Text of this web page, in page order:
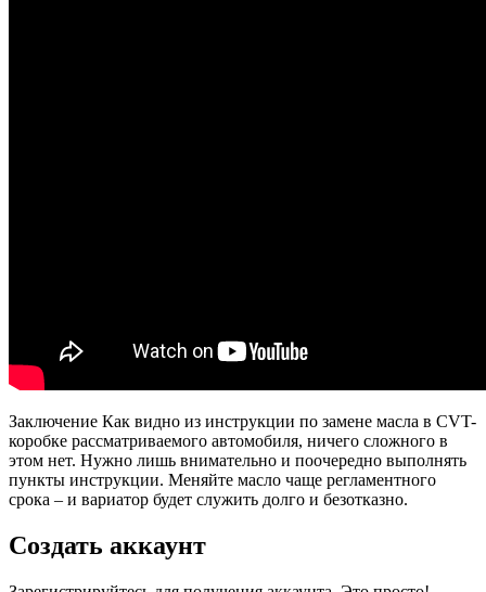
Заключение Как видно из инструкции по замене масла в CVT-
коробке рассматриваемого автомобиля, ничего сложного в
этом нет. Нужно лишь внимательно и поочередно выполнять
пункты инструкции. Меняйте масло чаще регламентного
срока – и вариатор будет служить долго и безотказно.
Создать аккаунт